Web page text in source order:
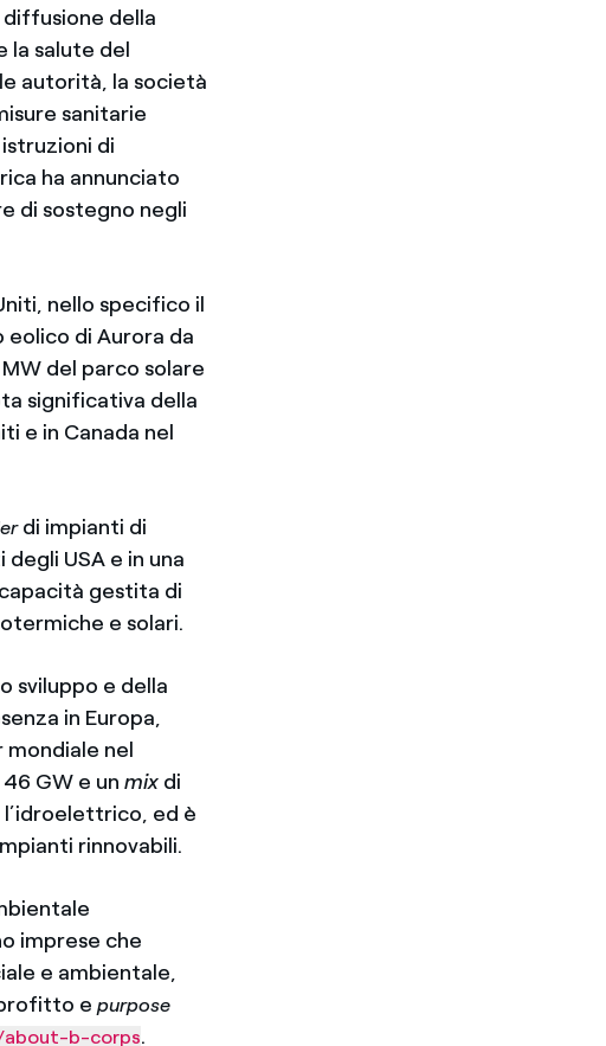
della
la salute del
autorità, la società
sanitarie
di
ha annunciato
di sostegno negli
nello specifico il
eolico di Aurora da
del parco solare
significativa della
e in Canada nel
di impianti di
USA e in una
gestita di
e solari.
sviluppo e della
in Europa,
mondiale nel
GW e unmix di
ed è
rinnovabili.
imprese che
e ambientale,
profitto epurpose
b-corps.